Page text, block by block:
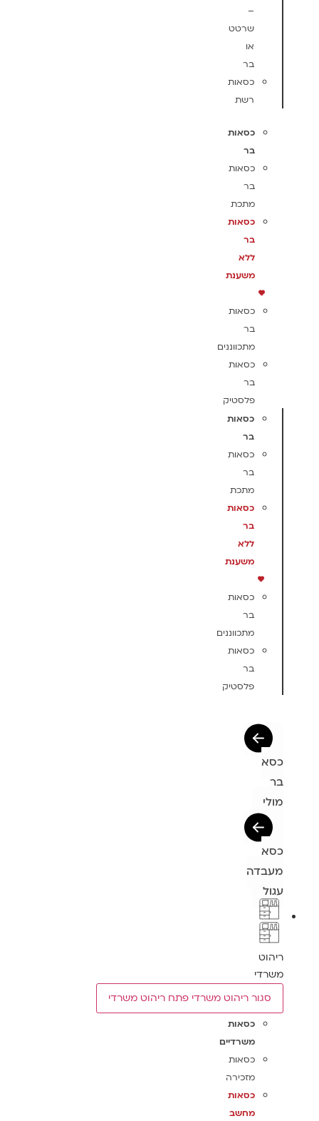
–
שרטט
או
בר
כסאות
רשת
כסאות
בר
כסאות
בר
מתכת
כסאות
בר
ללא
משענת
כסאות
בר
מתכווננים
כסאות
בר
פלסטיק
כסאות
בר
כסאות
בר
מתכת
כסאות
בר
ללא
משענת
כסאות
בר
מתכווננים
כסאות
בר
פלסטיק
כסא
בר
מולי
כסא
מעבדה
עגול
ריהוט
משרדי
סגור ריהוט משרדי פתח ריהוט משרדי
כסאות
משרדיים
כסאות
מזכירה
כסאות
מחשב